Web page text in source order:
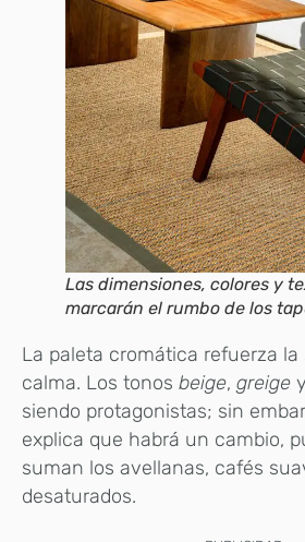
Las dimensiones, colores y
marcarán el rumbo de los
La paleta cromática refuerza la
calma. Los tonos beige, greige
siendo protagonistas; sin
explica que habrá un cambio,
suman los avellanas, cafés
desaturados.